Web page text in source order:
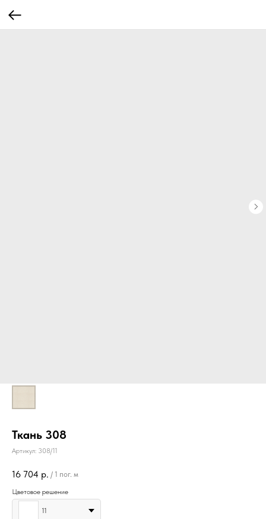
Ткань 308
Артикул: 308/11
16 704 р. / 1 пог. м
Цветовое решение
11